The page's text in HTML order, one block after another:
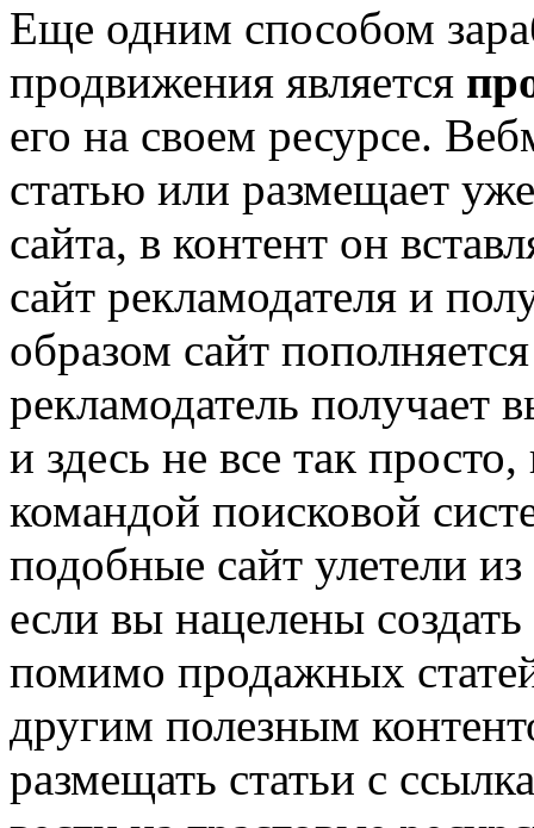
Еще одним способом
продвижения является
его на своем ресурсе.
статью или размещает
сайта, в контент он
сайт рекламодателя и
образом сайт
рекламодатель получает
и здесь не все так
командой поисковой
подобные сайт улетели
если вы нацелены
помимо продажных
другим полезным
размещать статьи с